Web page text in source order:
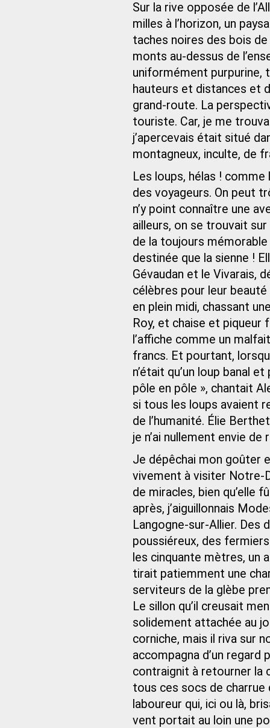
Sur la rive opposée de
milles à l’horizon, un
taches noires des bois
monts au-dessus de
uniformément purpurine,
hauteurs et distances et
grand-route. La
touriste. Car, je me
j’apercevais était situé
montagneux, inculte, de
Les loups, hélas !
des voyageurs. On peut
n’y point connaître une
ailleurs, on se trouvait
de la toujours
destinée que la sienne !
Gévaudan et le Vivarais,
célèbres pour leur beauté
en plein midi, chassant
Roy, et chaise et piqueur
l’affiche comme un
francs. Et pourtant,
n’était qu’un loup banal
pôle en pôle », chantait
si tous les loups avaient
de l’humanité. Élie
je n’ai nullement envie de
Je dépêchai mon goûter
vivement à visiter Notre-
de miracles, bien qu’elle
après, j’aiguillonnais
Langogne-sur-Allier. Des
poussiéreux, des
les cinquante mètres, un
tirait patiemment une
serviteurs de la glèbe
Le sillon qu’il creusait
solidement attachée au
corniche, mais il riva sur
accompagna d’un regard
contraignit à retourner la
tous ces socs de
laboureur qui, ici ou là,
vent portait au loin une